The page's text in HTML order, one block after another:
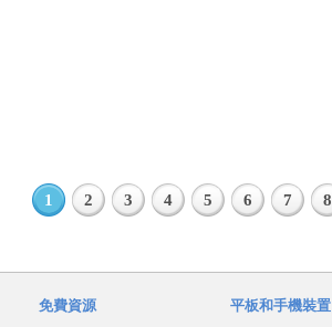
1 2 3 4 5 6 7 8
免費資源 平板和手機裝置